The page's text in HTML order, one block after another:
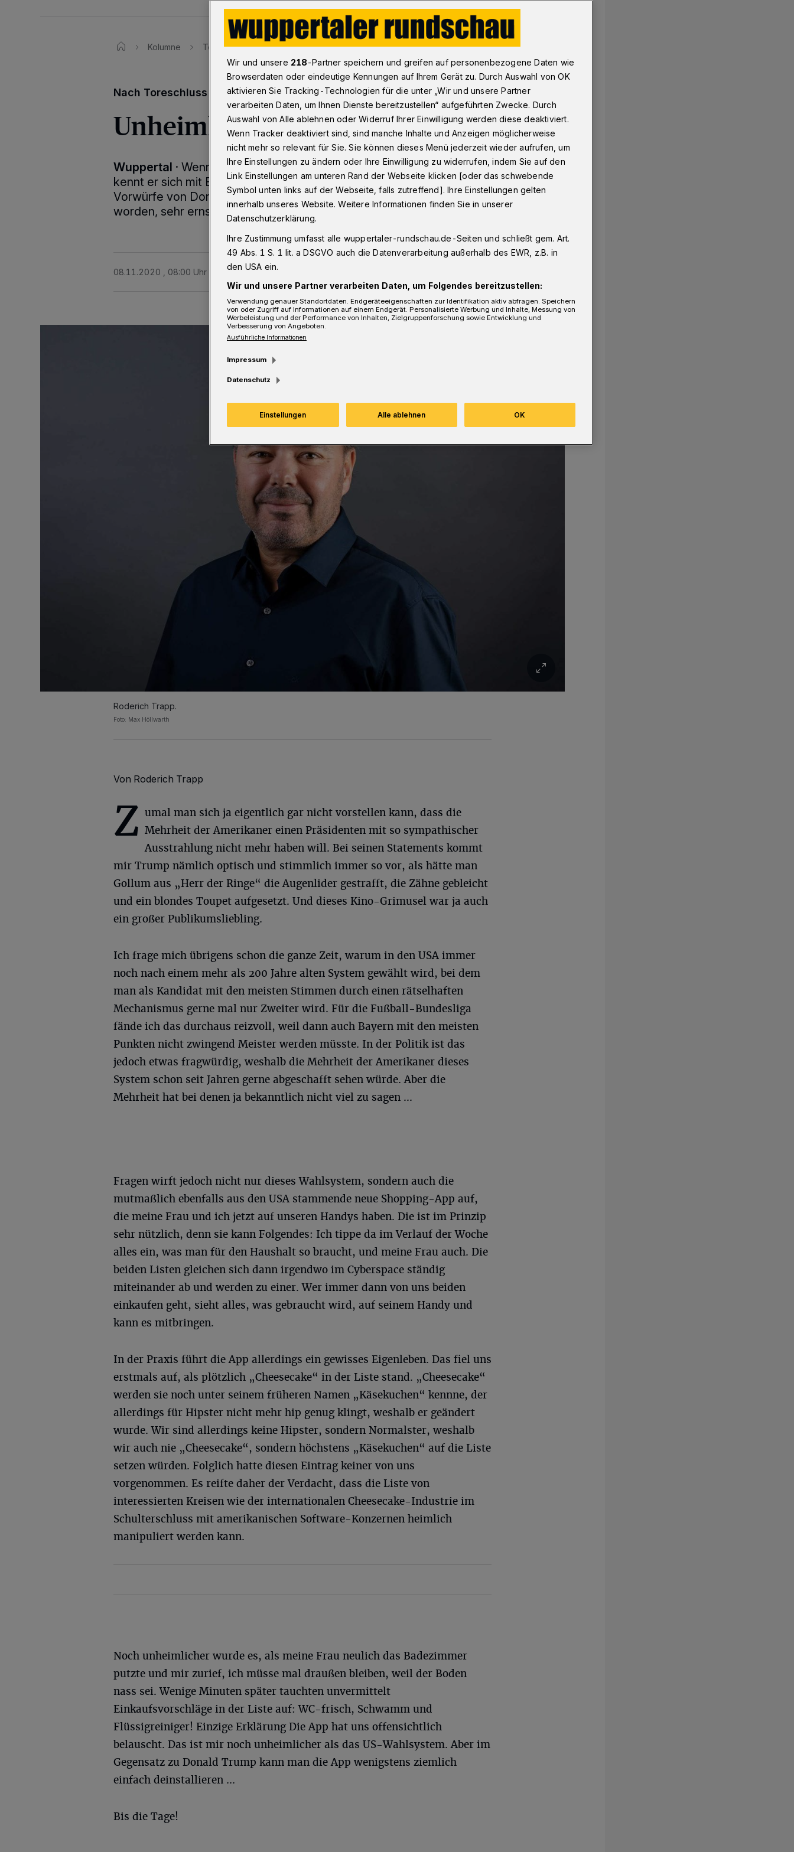
Kolumne Toreschluss Nach Toreschluss - die Wochenendsatire: Unheimlicher Cheesecake
Nach Toreschluss - die Wochenendsatire
Unheimlicher Cheesecake
Wuppertal · Wenn ein Multimillionär nur 750 Dollar Steuern zahlt, dann
kennt er sich mit Betrug sicher sehr gut aus. Deshalb nehme ich die
Vorwürfe von Donald Trump, bei den Wahlen in den USA sei gemogelt
worden, sehr ernst.
08.11.2020 , 08:00 Uhr 2 Minuten Lesezeit
Roderich Trapp.
Foto: Max Höllwarth
Von Roderich Trapp
Z umal man sich ja eigentlich gar nicht vorstellen kann, dass die
Mehrheit der Amerikaner einen Präsidenten mit so sympathischer
Ausstrahlung nicht mehr haben will. Bei seinen Statements kommt
mir Trump nämlich optisch und stimmlich immer so vor, als hätte man
Gollum aus „Herr der Ringe“ die Augenlider gestrafft, die Zähne gebleicht
und ein blondes Toupet aufgesetzt. Und dieses Kino-Grimusel war ja auch
ein großer Publikumsliebling.
Ich frage mich übrigens schon die ganze Zeit, warum in den USA immer
noch nach einem mehr als 200 Jahre alten System gewählt wird, bei dem
man als Kandidat mit den meisten Stimmen durch einen rätselhaften
Mechanismus gerne mal nur Zweiter wird. Für die Fußball-Bundesliga
fände ich das durchaus reizvoll, weil dann auch Bayern mit den meisten
Punkten nicht zwingend Meister werden müsste. In der Politik ist das
jedoch etwas fragwürdig, weshalb die Mehrheit der Amerikaner dieses
System schon seit Jahren gerne abgeschafft sehen würde. Aber die
Mehrheit hat bei denen ja bekanntlich nicht viel zu sagen ...
Fragen wirft jedoch nicht nur dieses Wahlsystem, sondern auch die
mutmaßlich ebenfalls aus den USA stammende neue Shopping-App auf,
die meine Frau und ich jetzt auf unseren Handys haben. Die ist im Prinzip
sehr nützlich, denn sie kann Folgendes: Ich tippe da im Verlauf der Woche
alles ein, was man für den Haushalt so braucht, und meine Frau auch. Die
beiden Listen gleichen sich dann irgendwo im Cyberspace ständig
miteinander ab und werden zu einer. Wer immer dann von uns beiden
einkaufen geht, sieht alles, was gebraucht wird, auf seinem Handy und
kann es mitbringen.
In der Praxis führt die App allerdings ein gewisses Eigenleben. Das fiel uns
erstmals auf, als plötzlich „Cheesecake“ in der Liste stand. „Cheesecake“
werden sie noch unter seinem früheren Namen „Käsekuchen“ kennne, der
allerdings für Hipster nicht mehr hip genug klingt, weshalb er geändert
wurde. Wir sind allerdings keine Hipster, sondern Normalster, weshalb
wir auch nie „Cheesecake“, sondern höchstens „Käsekuchen“ auf die Liste
setzen würden. Folglich hatte diesen Eintrag keiner von uns
vorgenommen. Es reifte daher der Verdacht, dass die Liste von
interessierten Kreisen wie der internationalen Cheesecake-Industrie im
Schulterschluss mit amerikanischen Software-Konzernen heimlich
manipuliert werden kann.
Noch unheimlicher wurde es, als meine Frau neulich das Badezimmer
putzte und mir zurief, ich müsse mal draußen bleiben, weil der Boden
nass sei. Wenige Minuten später tauchten unvermittelt
Einkaufsvorschläge in der Liste auf: WC-frisch, Schwamm und
Flüssigreiniger! Einzige Erklärung Die App hat uns offensichtlich
belauscht. Das ist mir noch unheimlicher als das US-Wahlsystem. Aber im
Gegensatz zu Donald Trump kann man die App wenigstens ziemlich
einfach deinstallieren ...
Bis die Tage!
Wir und unsere 218-Partner speichern und greifen auf personenbezogene Daten wie
Browserdaten oder eindeutige Kennungen auf Ihrem Gerät zu. Durch Auswahl von OK
aktivieren Sie Tracking-Technologien für die unter „Wir und unsere Partner
verarbeiten Daten, um Ihnen Dienste bereitzustellen“ aufgeführten Zwecke. Durch
Auswahl von Alle ablehnen oder Widerruf Ihrer Einwilligung werden diese deaktiviert.
Wenn Tracker deaktiviert sind, sind manche Inhalte und Anzeigen möglicherweise
nicht mehr so relevant für Sie. Sie können dieses Menü jederzeit wieder aufrufen, um
Ihre Einstellungen zu ändern oder Ihre Einwilligung zu widerrufen, indem Sie auf den
Link Einstellungen am unteren Rand der Webseite klicken [oder das schwebende
Symbol unten links auf der Webseite, falls zutreffend]. Ihre Einstellungen gelten
innerhalb unseres Website. Weitere Informationen finden Sie in unserer
Datenschutzerklärung.
Ihre Zustimmung umfasst alle wuppertaler-rundschau.de-Seiten und schließt gem. Art.
49 Abs. 1 S. 1 lit. a DSGVO auch die Datenverarbeitung außerhalb des EWR, z.B. in
den USA ein.
Wir und unsere Partner verarbeiten Daten, um Folgendes bereitzustellen:
Verwendung genauer Standortdaten. Endgeräteeigenschaften zur Identifikation aktiv abfragen. Speichern
von oder Zugriff auf Informationen auf einem Endgerät. Personalisierte Werbung und Inhalte, Messung von
Werbeleistung und der Performance von Inhalten, Zielgruppenforschung sowie Entwicklung und
Verbesserung von Angeboten.
Ausführliche Informationen
Impressum
Datenschutz
Einstellungen Alle ablehnen OK